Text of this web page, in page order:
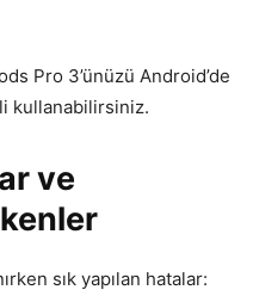
Pro 3’ünüzü Android’de
kullanabilirsiniz.
ve
sık yapılan hatalar: